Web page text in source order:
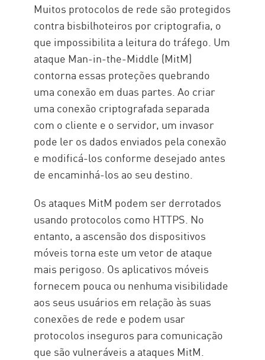
Muitos protocolos de rede são protegidos
contra bisbilhoteiros por criptografia, o
que impossibilita a leitura do tráfego. Um
ataque Man-in-the-Middle (MitM)
contorna essas proteções quebrando
uma conexão em duas partes. Ao criar
uma conexão criptografada separada
com o cliente e o servidor, um invasor
pode ler os dados enviados pela conexão
e modificá-los conforme desejado antes
de encaminhá-los ao seu destino.
Os ataques MitM podem ser derrotados
usando protocolos como HTTPS. No
entanto, a ascensão dos dispositivos
móveis torna este um vetor de ataque
mais perigoso. Os aplicativos móveis
fornecem pouca ou nenhuma visibilidade
aos seus usuários em relação às suas
conexões de rede e podem usar
protocolos inseguros para comunicação
que são vulneráveis a ataques MitM.